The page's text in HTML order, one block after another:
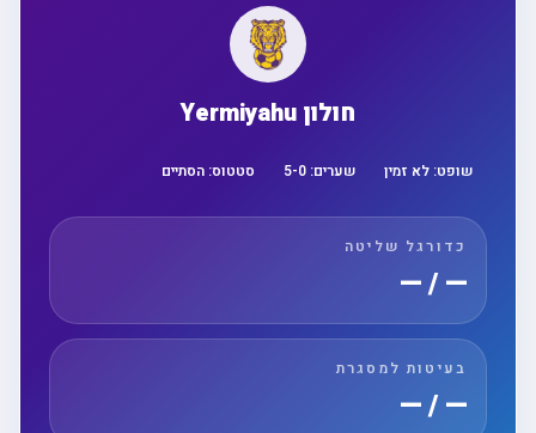
חולון Yermiyahu
שופט:לא זמין שערים: 5 -0 סטטוס:הסתיים
כדורגל שליטה
— / —
בעיטות למסגרת
— / —